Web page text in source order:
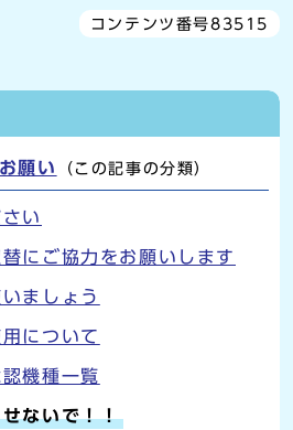
コンテンツ番号83515
願い （この記事の分類）
い
にご協力をお願いします
ましょう
について
機種一覧
ないで！！